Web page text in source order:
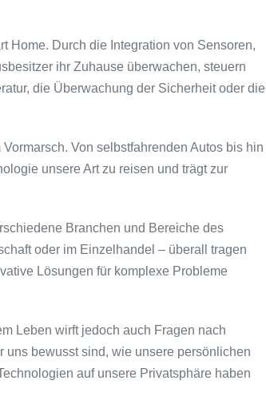
Home. Durch die Integration von Sensoren,
ihr Zuhause überwachen, steuern
die Überwachung der Sicherheit oder die
Von selbstfahrenden Autos bis hin
unsere Art zu reisen und trägt zur
Branchen und Bereiche des
oder im Einzelhandel – überall tragen
Lösungen für komplexe Probleme
Leben wirft jedoch auch Fragen nach
uns bewusst sind, wie unsere persönlichen
auf unsere Privatsphäre haben